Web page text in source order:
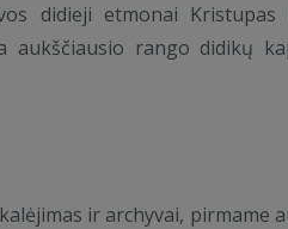
didieji etmonai Kristupas
aukščiausio rango didikų
ir archyvai, pirmame